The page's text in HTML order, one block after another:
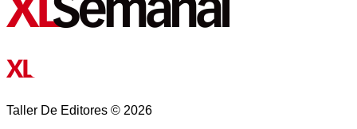
Taller De Editores © 2026